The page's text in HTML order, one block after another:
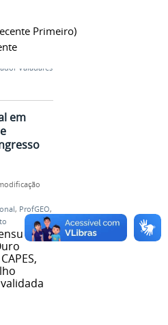
Primeiro)
2025,
Geografia
Valadares
em
, ProfGEO,
é